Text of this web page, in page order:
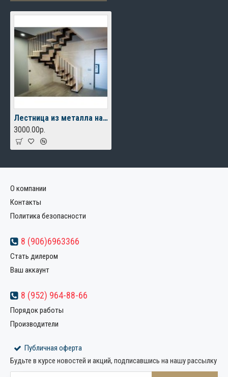
Лестница из металла на 2 этаж
3000.00р.
О компании
Контакты
Политика безопасности
8 (906)6963366
Стать дилером
Ваш аккаунт
8 (952) 964-88-66
Порядок работы
Производители
Публичная оферта
Будьте в курсе новостей и акций, подписавшись на нашу рассылку